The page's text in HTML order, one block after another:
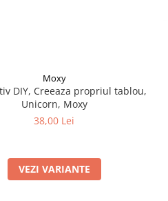
Moxy
DIY, Creeaza propriul tablou,
Unicorn, Moxy
38,00 Lei
VEZI VARIANTE